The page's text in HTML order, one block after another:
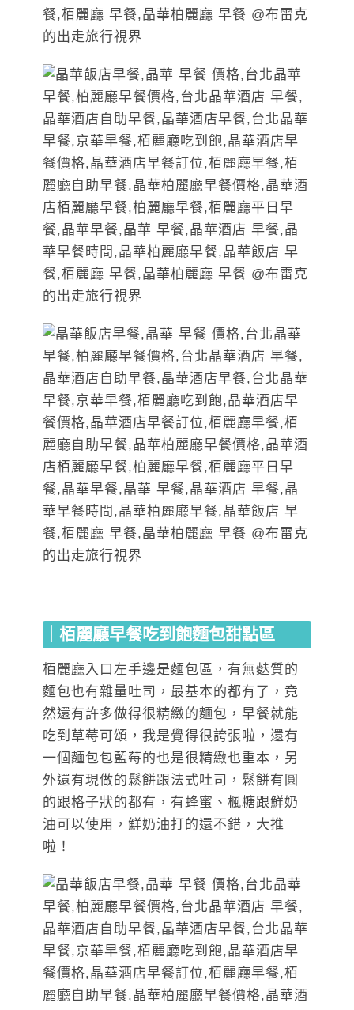
｜栢麗廳早餐吃到飽麵包甜點區
栢麗廳入口左手邊是麵包區，有無麩質的
麵包也有雜量吐司，最基本的都有了，竟
然還有許多做得很精緻的麵包，早餐就能
吃到草莓可頌，我是覺得很誇張啦，還有
一個麵包包藍莓的也是很精緻也重本，另
外還有現做的鬆餅跟法式吐司，鬆餅有圓
的跟格子狀的都有，有蜂蜜、楓糖跟鮮奶
油可以使用，鮮奶油打的還不錯，大推
啦！